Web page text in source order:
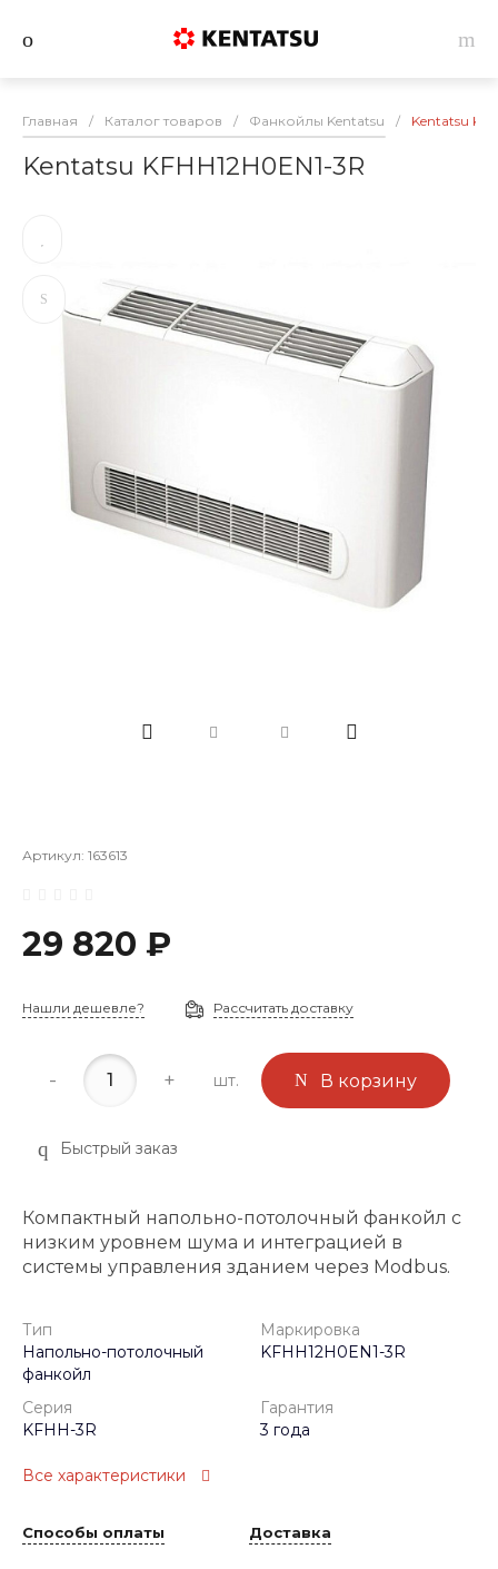
Главная / Каталог товаров / Фанкойлы Kentatsu / Kentatsu
Kentatsu KFHH12H0EN1-3R
Артикул: 163613
29 820 ₽
Нашли дешевле? Рассчитать доставку
- + шт. В корзину
Быстрый заказ
Компактный напольно-потолочный фанкойл с
низким уровнем шума и интеграцией в
системы управления зданием через Modbus.
Тип
Напольно-потолочный
фанкойл
Маркировка
KFHH12H0EN1-3R
Серия
KFHH-3R
Гарантия
3 года
Все характеристики
Способы оплаты Доставка